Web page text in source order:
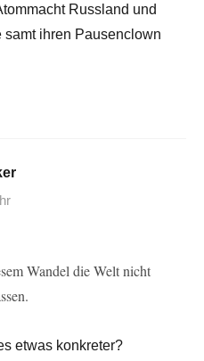
Russland und
ihren Pausenclown
Wandel die Welt nicht
etwas konkreter?